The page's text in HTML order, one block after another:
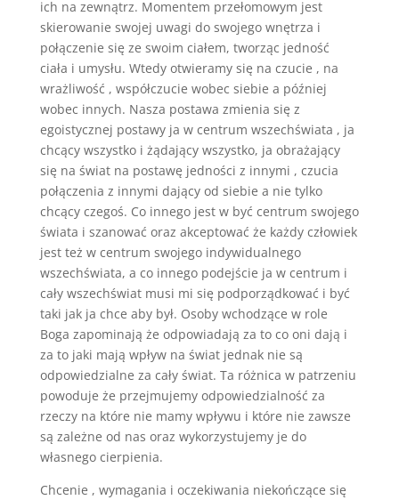
ich na zewnątrz. Momentem przełomowym jest
skierowanie swojej uwagi do swojego wnętrza i
połączenie się ze swoim ciałem, tworząc jedność
ciała i umysłu. Wtedy otwieramy się na czucie , na
wrażliwość , współczucie wobec siebie a później
wobec innych. Nasza postawa zmienia się z
egoistycznej postawy ja w centrum wszechświata , ja
chcący wszystko i żądający wszystko, ja obrażający
się na świat na postawę jedności z innymi , czucia
połączenia z innymi dający od siebie a nie tylko
chcący czegoś. Co innego jest w być centrum swojego
świata i szanować oraz akceptować że każdy człowiek
jest też w centrum swojego indywidualnego
wszechświata, a co innego podejście ja w centrum i
cały wszechświat musi mi się podporządkować i być
taki jak ja chce aby był. Osoby wchodzące w role
Boga zapominają że odpowiadają za to co oni dają i
za to jaki mają wpływ na świat jednak nie są
odpowiedzialne za cały świat. Ta różnica w patrzeniu
powoduje że przejmujemy odpowiedzialność za
rzeczy na które nie mamy wpływu i które nie zawsze
są zależne od nas oraz wykorzystujemy je do
własnego cierpienia.
Chcenie , wymagania i oczekiwania niekończące się